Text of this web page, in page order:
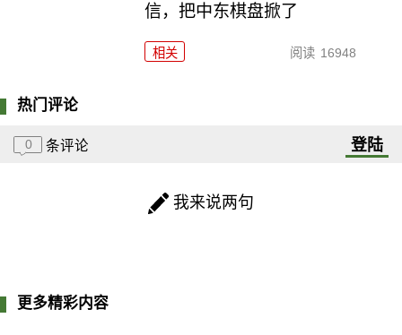
信，把中东棋盘掀了
相关 阅读 16948
热门评论
0 条评论 登陆
我来说两句
更多精彩内容